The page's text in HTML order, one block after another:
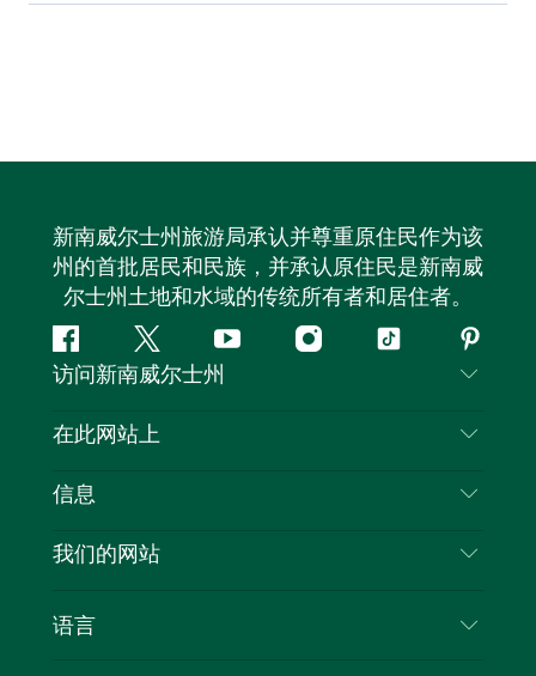
新南威尔士州旅游局承认并尊重原住民作为该
州的首批居民和民族，并承认原住民是新南威
尔士州土地和水域的传统所有者和居住者。
Facebook叽
叽
喳
YouTubeInstagram
抖
访问新南威尔士州
联系我们
隐私
Cookie 通知
在此网站上
目的地
新南威尔士州公路旅行
活动
信息
旅行信息
新南威尔士州的商业
我们的网站
语言